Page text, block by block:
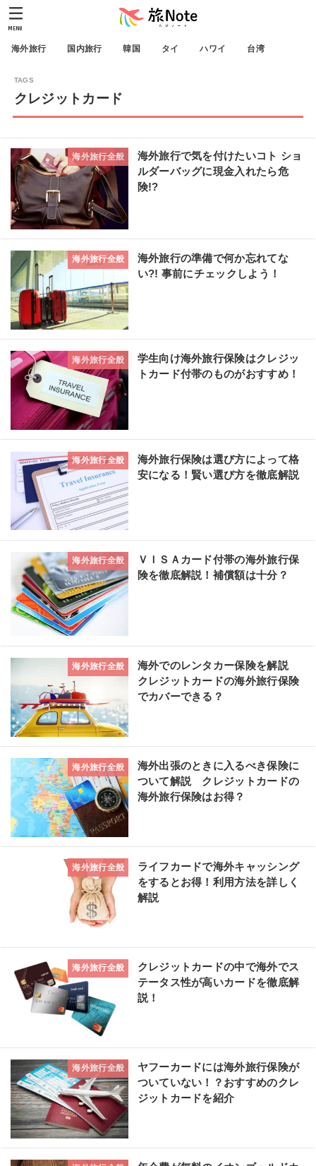
海外旅行 国内旅行 韓国 タイ ハワイ 台湾
MENU
クレジットカード
海外旅行全般
海外旅行で気を付けたいコト ショ
ルダーバッグに現金入れたら危
険!?
海外旅行全般
海外旅行の準備で何か忘れてな
い?! 事前にチェックしよう！
海外旅行全般
学生向け海外旅行保険はクレジッ
トカード付帯のものがおすすめ！
海外旅行全般
海外旅行保険は選び方によって格
安になる！賢い選び方を徹底解説
海外旅行全般
ＶＩＳＡカード付帯の海外旅行保
険を徹底解説！補償額は十分？
海外旅行全般
海外でのレンタカー保険を解説
クレジットカードの海外旅行保険
でカバーできる？
海外旅行全般
海外出張のときに入るべき保険に
ついて解説 クレジットカードの
海外旅行保険はお得？
海外旅行全般
ライフカードで海外キャッシング
をするとお得！利用方法を詳しく
解説
海外旅行全般
クレジットカードの中で海外でス
テータス性が高いカードを徹底解
説！
海外旅行全般
ヤフーカードには海外旅行保険が
ついていない！？おすすめのクレ
ジットカードを紹介